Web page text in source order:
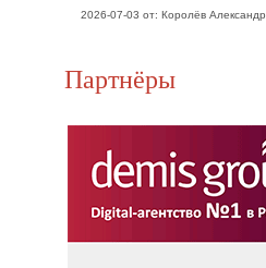
2026-07-03 от: Королёв Александр
Партнёры